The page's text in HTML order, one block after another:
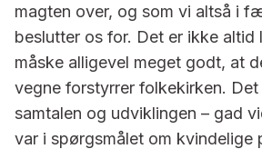
magten over, og som vi altså i
beslutter os for. Det er ikke altid
måske alligevel meget godt, at
vegne forstyrrer folkekirken. Det
samtalen og udviklingen – gad
var i spørgsmålet om